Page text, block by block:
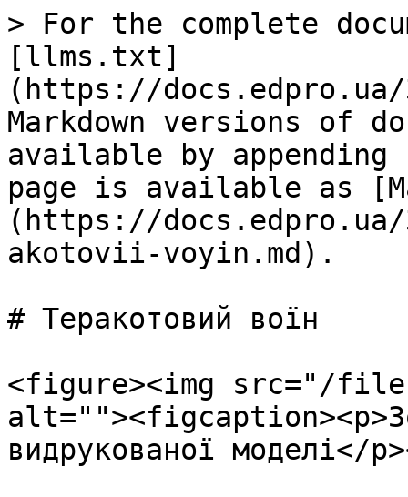
> For the complete
[llms.txt]
(https://
Markdown versions of
available by
page is available as
(https://
akotovii-voyin.md).
# Теракотовий воїн
<figure><img src="/files/
видрукованої